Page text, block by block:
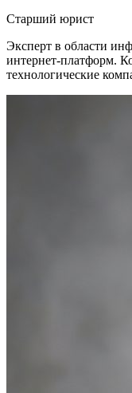
Старший юрист
Эксперт в области
интернет-платформ.
технологические